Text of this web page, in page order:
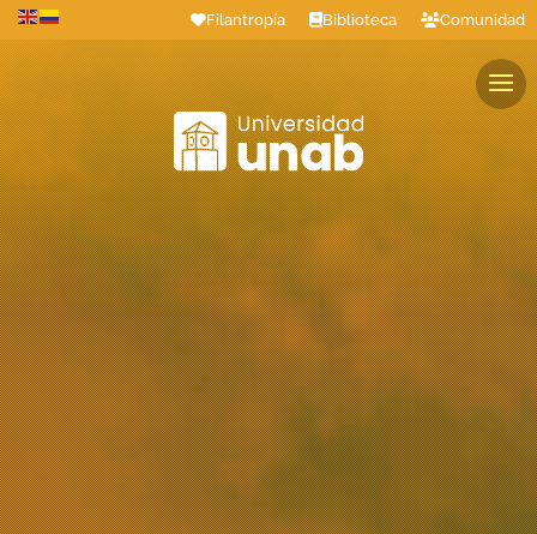
Filantropía Biblioteca Comunidad
Estudiantes Profesores Colaboradores Graduados